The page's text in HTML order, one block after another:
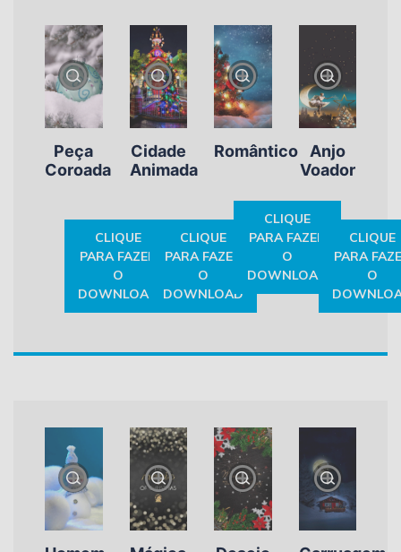
Peça
Coroada
CLIQUE
PARA FAZER
O
DOWNLOAD
Cidade
Animada
CLIQUE
PARA FAZER
O
DOWNLOAD
Romântico
CLIQUE
PARA FAZER
O
DOWNLOAD
Anjo
Voador
CLIQUE
PARA
O